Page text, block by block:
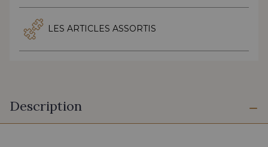
LES ARTICLES ASSORTIS
Description